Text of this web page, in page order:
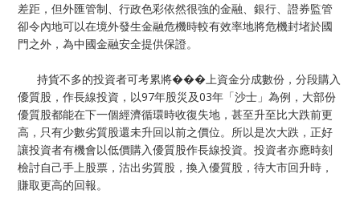
差距，但外匯管制、行政色彩依然很強的金融、銀行、證券監管
卻令內地可以在境外發生金融危機時較有效率地將危機封堵於國
門之外，為中國金融安全提供保證。
持貨不多的投資者可考累將���上資金分成數份，分段購入
優質股，作長線投資，以97年股災及03年「沙士」為例，大部份
優質股都能在下一個經濟循環時收復失地，甚至升至比大跌前更
高，只有少數劣質股還未升回以前之價位。所以是次大跌，正好
讓投資者有機會以低價購入優質股作長線投資。投資者亦應時刻
檢討自己手上股票，沽出劣質股，換入優質股，待大市回升時，
賺取更高的回報。